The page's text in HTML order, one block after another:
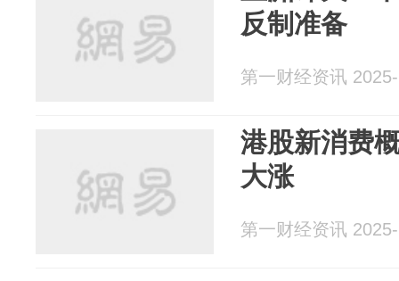
反制准备
第一财经资讯
港股新消费
大涨
第一财经资讯